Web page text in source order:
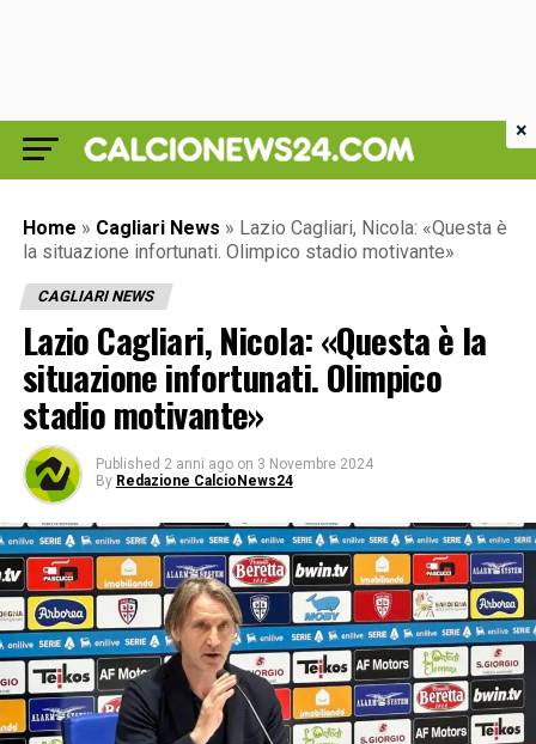
Home » Cagliari News » Lazio Cagliari, Nicola: «Questa è
la situazione infortunati. Olimpico stadio motivante»
CAGLIARI NEWS
Lazio Cagliari, Nicola: «Questa è la
situazione infortunati. Olimpico
stadio motivante»
Published 2 anni ago on 3 Novembre 2024
By Redazione CalcioNews24
×